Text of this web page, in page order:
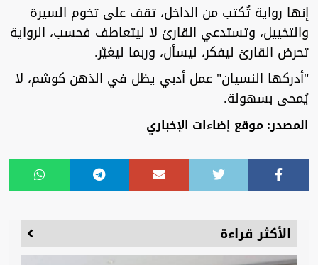
إنها رواية تُكتب من الداخل، تقف على تخوم السيرة
والتخييل، وتستدعي القارئ لا ليتعاطف فحسب، الرواية
تحرض القارئ ليفكر، ليسأل، وربما ليغيّر.
"أدركها النسيان" عمل أدبي يظل في الذهن كوشم، لا
يُمحى بسهولة.
المصدر: موقع إضاءات الإخباري
الأكثر قراءة